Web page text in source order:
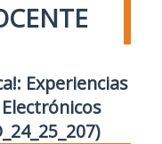
Experiencias